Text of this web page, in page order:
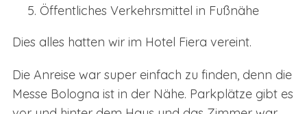
Öffentliches Verkehrsmittel in Fußnähe
Dies alles hatten wir im Hotel Fiera vereint.
Die Anreise war super einfach zu finden, denn die
Messe Bologna ist in der Nähe. Parkplätze gibt es